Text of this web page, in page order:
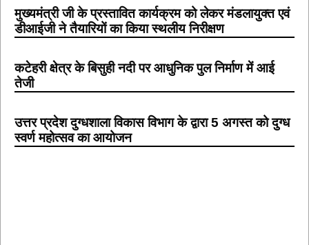
मुख्यमंत्री जी के प्रस्तावित कार्यक्रम को लेकर मंडलायुक्त एवं
डीआईजी ने तैयारियों का किया स्थलीय निरीक्षण
कटेहरी क्षेत्र के बिसुही नदी पर आधुनिक पुल निर्माण में आई
तेजी
उत्तर प्रदेश दुग्धशाला विकास विभाग के द्वारा 5 अगस्त को दुग्ध
स्वर्ण महोत्सव का आयोजन